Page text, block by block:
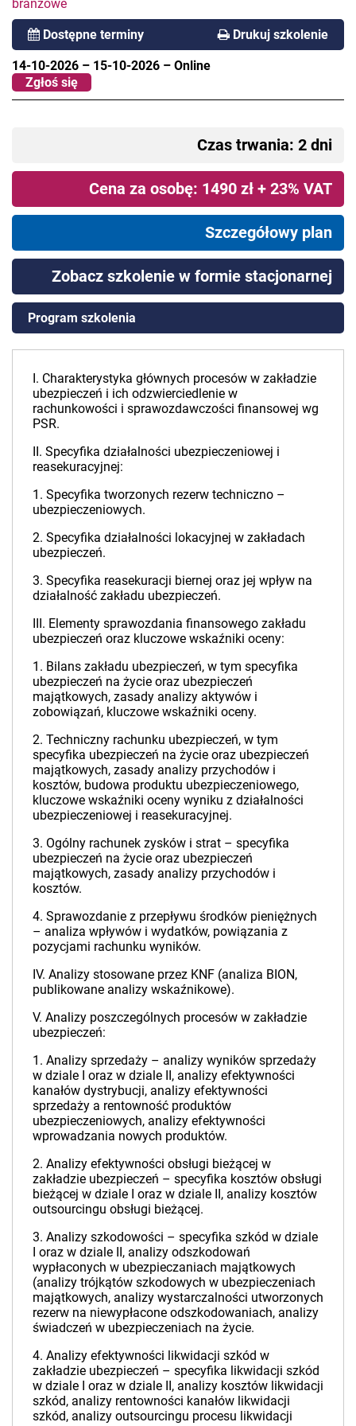
branżowe
Dostępne terminy Drukuj szkolenie
14-10-2026 – 15-10-2026 – Online
Zgłoś się
Czas trwania: 2 dni
Cena za osobę: 1490 zł + 23% VAT
Szczegółowy plan
Zobacz szkolenie w formie stacjonarnej
Program szkolenia
I. Charakterystyka głównych procesów w zakładzie
ubezpieczeń i ich odzwierciedlenie w
rachunkowości i sprawozdawczości finansowej wg
PSR.
II. Specyfika działalności ubezpieczeniowej i
reasekuracyjnej:
1. Specyfika tworzonych rezerw techniczno –
ubezpieczeniowych.
2. Specyfika działalności lokacyjnej w zakładach
ubezpieczeń.
3. Specyfika reasekuracji biernej oraz jej wpływ na
działalność zakładu ubezpieczeń.
III. Elementy sprawozdania finansowego zakładu
ubezpieczeń oraz kluczowe wskaźniki oceny:
1. Bilans zakładu ubezpieczeń, w tym specyfika
ubezpieczeń na życie oraz ubezpieczeń
majątkowych, zasady analizy aktywów i
zobowiązań, kluczowe wskaźniki oceny.
2. Techniczny rachunku ubezpieczeń, w tym
specyfika ubezpieczeń na życie oraz ubezpieczeń
majątkowych, zasady analizy przychodów i
kosztów, budowa produktu ubezpieczeniowego,
kluczowe wskaźniki oceny wyniku z działalności
ubezpieczeniowej i reasekuracyjnej.
3. Ogólny rachunek zysków i strat – specyfika
ubezpieczeń na życie oraz ubezpieczeń
majątkowych, zasady analizy przychodów i
kosztów.
4. Sprawozdanie z przepływu środków pieniężnych
– analiza wpływów i wydatków, powiązania z
pozycjami rachunku wyników.
IV. Analizy stosowane przez KNF (analiza BION,
publikowane analizy wskaźnikowe).
V. Analizy poszczególnych procesów w zakładzie
ubezpieczeń:
1. Analizy sprzedaży – analizy wyników sprzedaży
w dziale I oraz w dziale II, analizy efektywności
kanałów dystrybucji, analizy efektywności
sprzedaży a rentowność produktów
ubezpieczeniowych, analizy efektywności
wprowadzania nowych produktów.
2. Analizy efektywności obsługi bieżącej w
zakładzie ubezpieczeń – specyfika kosztów obsługi
bieżącej w dziale I oraz w dziale II, analizy kosztów
outsourcingu obsługi bieżącej.
3. Analizy szkodowości – specyfika szkód w dziale
I oraz w dziale II, analizy odszkodowań
wypłaconych w ubezpieczaniach majątkowych
(analizy trójkątów szkodowych w ubezpieczeniach
majątkowych, analizy wystarczalności utworzonych
rezerw na niewypłacone odszkodowaniach, analizy
świadczeń w ubezpieczeniach na życie.
4. Analizy efektywności likwidacji szkód w
zakładzie ubezpieczeń – specyfika likwidacji szkód
w dziale I oraz w dziale II, analizy kosztów likwidacji
szkód, analizy rentowności kanałów likwidacji
szkód, analizy outsourcingu procesu likwidacji